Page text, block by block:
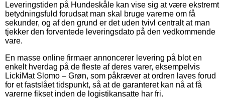
Leveringstiden på Hundeskåle kan vise sig at være ekstremt
betydningsfuld forudsat man skal bruge varerne om få
sekunder, og af den grund er det uden tvivl centralt at man
tjekker den forventede leveringsdato på den vedkommende
vare.
En masse online firmaer annoncerer levering på blot en
enkelt hverdag på de fleste af deres varer, eksempelvis
LickiMat Slomo – Grøn, som påkræver at ordren laves forud
for et fastslået tidspunkt, så at de garanteret kan nå at få
varerne fikset inden de logistikansatte har fri.